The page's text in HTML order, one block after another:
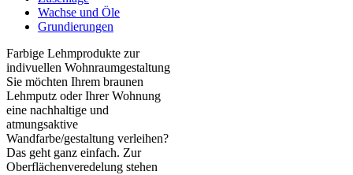
Wachse und Öle
Grundierungen
Farbige Lehmprodukte zur
indivuellen Wohnraumgestaltung
Sie möchten Ihrem braunen
Lehmputz oder Ihrer Wohnung
eine nachhaltige und
atmungsaktive
Wandfarbe/gestaltung verleihen?
Das geht ganz einfach. Zur
Oberflächenveredelung stehen